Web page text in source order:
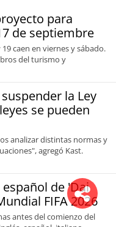
para
de septiembre
caen en viernes y sábado.
del turismo y
la Ley
se pueden
analizar distintas normas y
agregó Kast.
de 'Dai
FIFA 2026
antes del comienzo del